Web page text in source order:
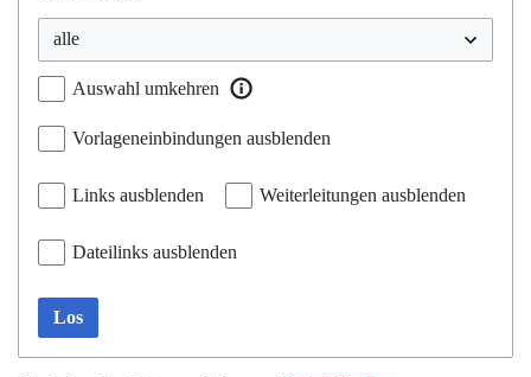
Auswahl umkehren
Vorlageneinbindungen ausblenden
Links ausblenden Weiterleitungen ausblenden
Dateilinks ausblenden
Los